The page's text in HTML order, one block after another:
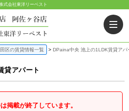
式会社東洋リーベスト
区の賃貸情報一覧 DPaina中央 池上の1LDK賃貸アパ
貸アパート
掲載が終了しています。